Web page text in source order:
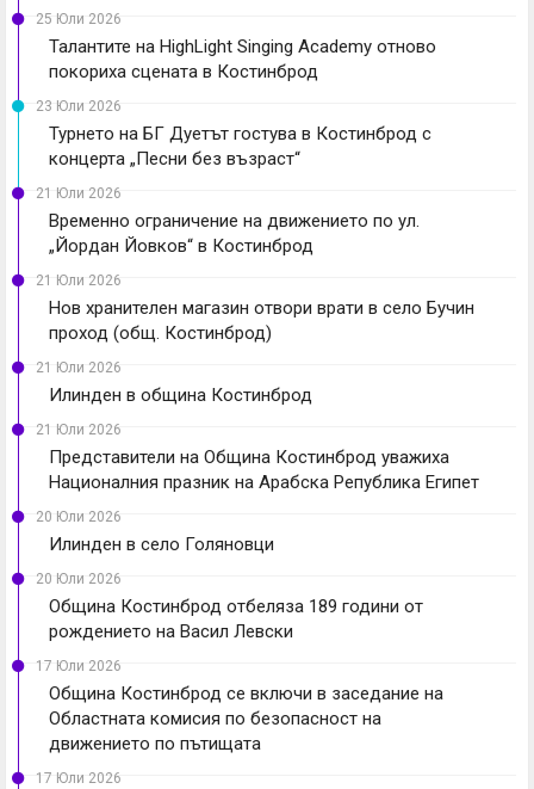
25 Юли 2026
Талантите на HighLight Singing Academy отново
покориха сцената в Костинброд
23 Юли 2026
Турнето на БГ Дуетът гостува в Костинброд с
концерта „Песни без възраст“
21 Юли 2026
Временно ограничение на движението по ул.
„Йордан Йовков“ в Костинброд
21 Юли 2026
Нов хранителен магазин отвори врати в село Бучин
проход (общ. Костинброд)
21 Юли 2026
Илинден в община Костинброд
21 Юли 2026
Представители на Община Костинброд уважиха
Националния празник на Арабска Република Египет
20 Юли 2026
Илинден в село Голяновци
20 Юли 2026
Община Костинброд отбеляза 189 години от
рождението на Васил Левски
17 Юли 2026
Община Костинброд се включи в заседание на
Областната комисия по безопасност на
движението по пътищата
17 Юли 2026